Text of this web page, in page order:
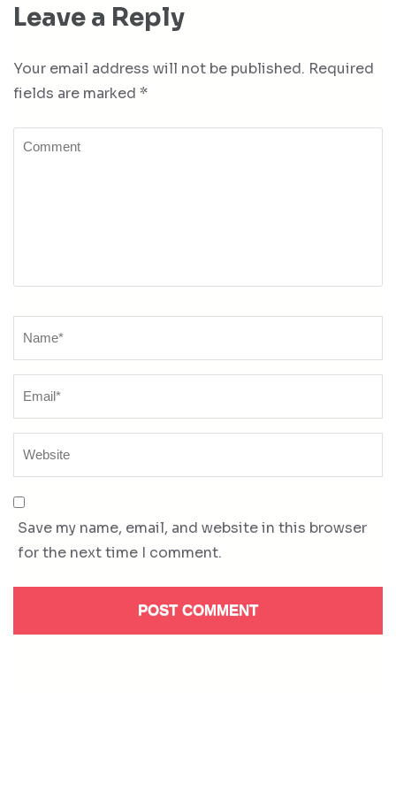
Leave a Reply
Your email address will not be published. Required
fields are marked *
Comment
Save my name, email, and website in this browser
for the next time I comment.